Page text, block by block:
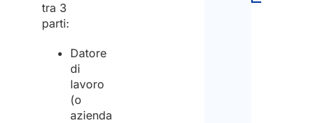
tra 3
parti:
Datore
di
lavoro
(o
azienda